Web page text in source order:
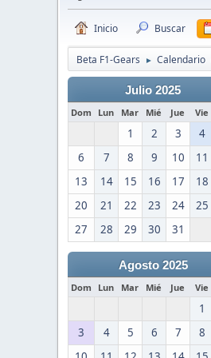
Inicio Buscar
Beta F1-Gears ► Calendario
Julio 2025
Dom Lun Mar Mié Jue Vie
1 2 3 4
6
7 8 9 10 11
13
14 15 16 17 18
20
21 22 23 24 25
27
28 29 30 31
Agosto 2025
Dom Lun Mar Mié Jue Vie
1
3
4 5 6 7 8